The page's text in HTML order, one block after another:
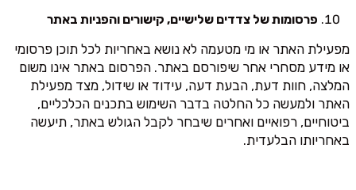
פרסומות של צדדים שלישיים, קישורים והפניות באתר
מפעילת האתר או מי מטעמה לא נושא באחריות לכל תוכן פרסומי
או מידע מסחרי אחר שיפורסם באתר. הפרסום באתר אינו משום
המלצה, חוות דעת, הבעת דעה, עידוד או שידול, מצד מפעילת
האתר ולמעשה כל החלטה בדבר השימוש בתכנים הכלכליים,
ביטוחיים, רפואיים ואחרים שיבחר לקבל הגולש באתר, תיעשה
באחריותו הבלעדית.